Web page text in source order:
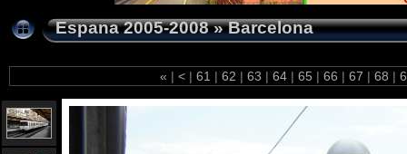
Espana 2005-2008»Barcelona
« | < | 61 | 62 | 63 | 64 | 65 | 66 | 67 | 68 |